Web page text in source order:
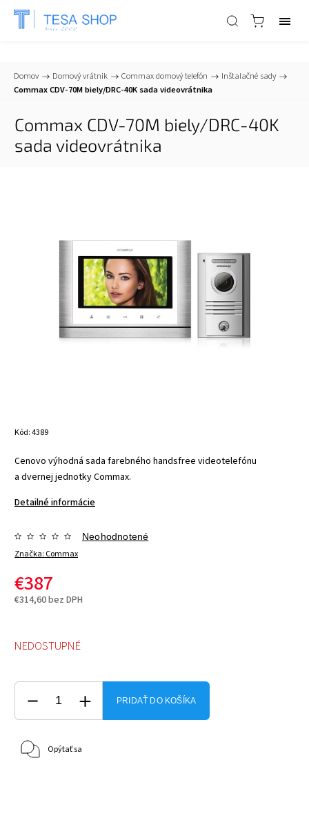
📞+421 903 553 805 info@tesa-systems.sk
Domov / Domový vrátnik / Commax domový telefón / Inštalačné sady /
Commax CDV-70M biely/DRC-40K sada videovrátnika
Commax CDV-70M biely/DRC-40K
sada videovrátnika
Kód:4389
Cenovo výhodná sada farebného handsfree videotelefónu
a dvernej jednotky Commax.
Detailné informácie
Značka: Commax
Neohodnotené
€387
€314,60 bez DPH
NEDOSTUPNÉ
PRIDAŤ DO KOŠÍKA
Opýtať sa